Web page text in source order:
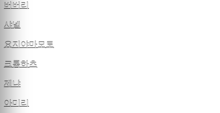
버버리
샤넬
요지야마모토
크롬하츠
제냐
아미리